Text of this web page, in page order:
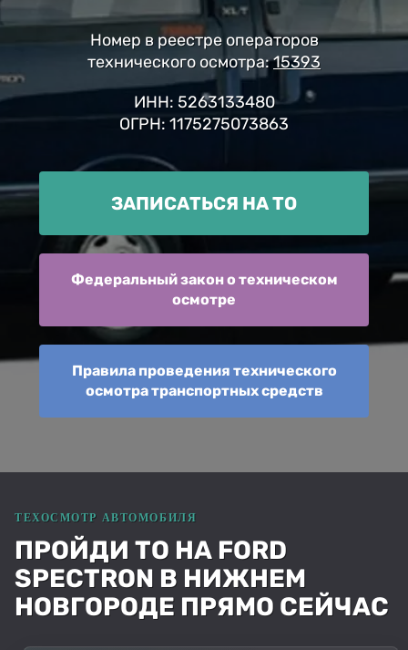
Номер в реестре операторов
технического осмотра:15393
ИНН: 5263133480
ОГРН: 1175275073863
ЗАПИСАТЬСЯ НА ТО
Федеральный закон о техническом
осмотре
Правила проведения технического
осмотра транспортных средств
ПРОЙДИ ТО НА FORD
SPECTRON В НИЖНЕМ
НОВГОРОДЕ ПРЯМО СЕЙЧАС